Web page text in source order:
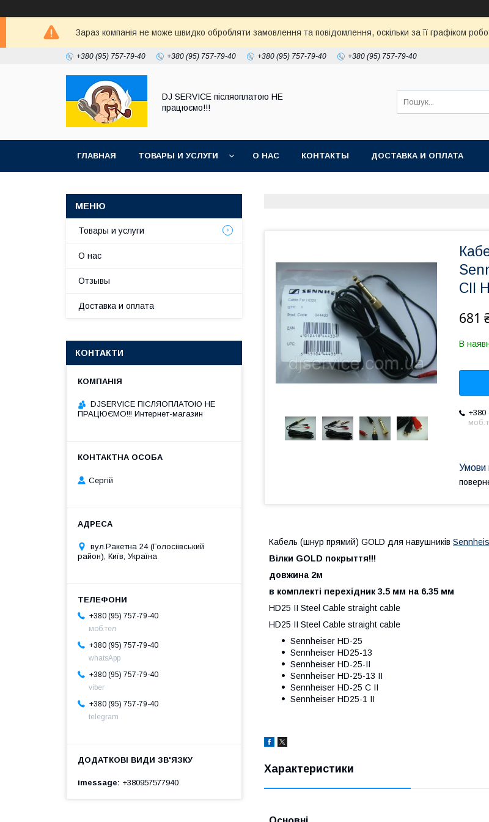
Зараз компанія не може швидко обробляти замовлення та повідомлення, оскільки за її графіком
+380 (95) 757-79-40 +380 (95) 757-79-40 +380 (95) 757-79-40 +380 (95) 757-79-40
DJ SERVICE пiсляоплатою НЕ
працюємо!!!
ГЛАВНАЯ ТОВАРЫ И УСЛУГИ О НАС КОНТАКТЫ ДОСТАВКА И ОПЛАТА
CII
681
В
+380
Кабель (шнур прямий) GOLD для навушників
Вiлки GOLD покрыття!!!
довжина 2м
в комплекті перехідник 3.5 мм на 6.35 мм
HD25 II Steel Cable straight cable
HD25 II Steel Cable straight cable
Sennheiser HD-25
Sennheiser HD25-13
Sennheiser HD-25-II
Sennheiser HD-25-13 II
Sennheiser HD-25 C II
Sennheiser HD25-1 II
Характеристики
Товары и услуги
О нас
Отзывы
Доставка и оплата
КОНТАКТИ
DJSERVICE ПІСЛЯОПЛАТОЮ НЕ
ПРАЦЮЄМО!!! Интернет-магазин
Сергій
вул.Ракетна 24 (Голосіівський
район), Київ, Україна
+380 (95) 757-79-40
моб.тел
+380 (95) 757-79-40
whatsApp
+380 (95) 757-79-40
viber
+380 (95) 757-79-40
telegram
imessage +380957577940